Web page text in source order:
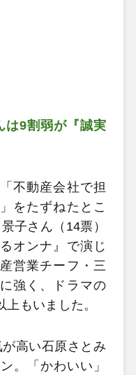
9割弱が『誠実
不動産会社で担
をたずねたとこ
子さん（14票）
オンナ』で演じ
営業チーフ・三
強く、ドラマの
もいました。
高い石原さとみ
。「かわいい」